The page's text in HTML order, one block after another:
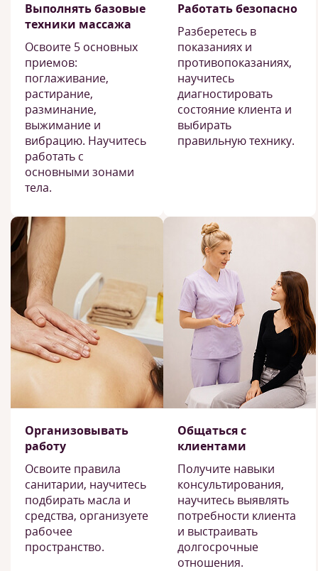
Выполнять базовые
техники массажа
Освоите 5 основных
приемов:
поглаживание,
растирание,
разминание,
выжимание и
вибрацию. Научитесь
работать с
основными зонами
тела.
Работать безопасно
Разберетесь в
показаниях и
противопоказаниях,
научитесь
диагностировать
состояние клиента и
выбирать
правильную технику.
Организовывать
работу
Освоите правила
санитарии, научитесь
подбирать масла и
средства, организуете
рабочее
пространство.
Общаться с
клиентами
Получите навыки
консультирования,
научитесь выявлять
потребности клиента
и выстраивать
долгосрочные
отношения.